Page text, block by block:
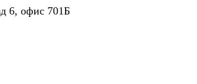
6, офис 701Б